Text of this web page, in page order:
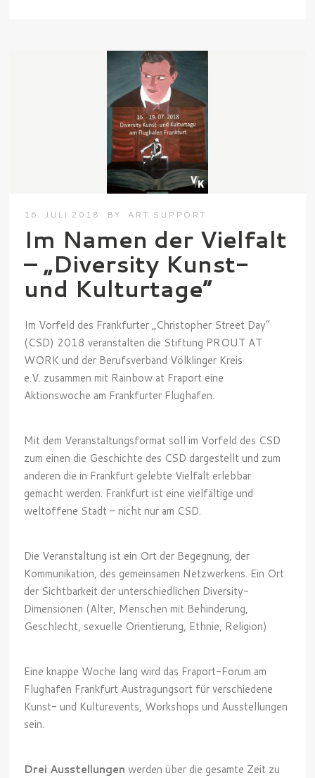
16. JULI 2018 BY ART SUPPORT
Im Namen der Vielfalt
– „Diversity Kunst-
und Kulturtage“
Im Vorfeld des Frankfurter „Christopher Street Day“
(CSD) 2018 veranstalten die Stiftung PROUT AT
WORK und der Berufsverband Völklinger Kreis
e.V. zusammen mit Rainbow at Fraport eine
Aktionswoche am Frankfurter Flughafen.
Mit dem Veranstaltungsformat soll im Vorfeld des CSD
zum einen die Geschichte des CSD dargestellt und zum
anderen die in Frankfurt gelebte Vielfalt erlebbar
gemacht werden. Frankfurt ist eine vielfältige und
weltoffene Stadt – nicht nur am CSD.
Die Veranstaltung ist ein Ort der Begegnung, der
Kommunikation, des gemeinsamen Netzwerkens. Ein Ort
der Sichtbarkeit der unterschiedlichen Diversity-
Dimensionen (Alter, Menschen mit Behinderung,
Geschlecht, sexuelle Orientierung, Ethnie, Religion)
Eine knappe Woche lang wird das Fraport-Forum am
Flughafen Frankfurt Austragungsort für verschiedene
Kunst- und Kulturevents, Workshops und Ausstellungen
sein.
Drei Ausstellungen werden über die gesamte Zeit zu